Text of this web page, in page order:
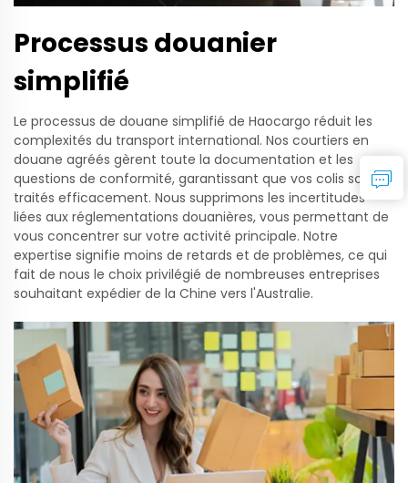
Processus douanier
simplifié
Le processus de douane simplifié de Haocargo réduit les
complexités du transport international. Nos courtiers en
douane agréés gèrent toute la documentation et les
questions de conformité, garantissant que vos colis sont
traités efficacement. Nous supprimons les incertitudes
liées aux réglementations douanières, vous permettant de
vous concentrer sur votre activité principale. Notre
expertise signifie moins de retards et de problèmes, ce qui
fait de nous le choix privilégié de nombreuses entreprises
souhaitant expédier de la Chine vers l'Australie.